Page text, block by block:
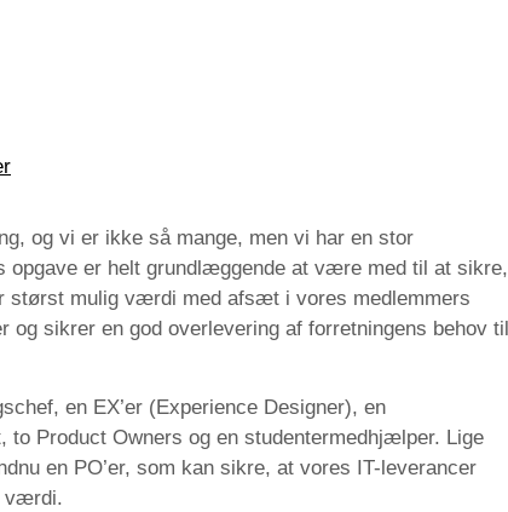
, og vi er ikke så mange, men vi har en stor
opgave er helt grundlæggende at være med til at sikre,
størst mulig værdi med afsæt i vores medlemmers
og sikrer en god overlevering af forretningens behov til
en EX’er (Experience Designer), en
to Product Owners og en studentermedhjælper. Lige
en PO’er, som kan sikre, at vores IT-leverancer
værdi.